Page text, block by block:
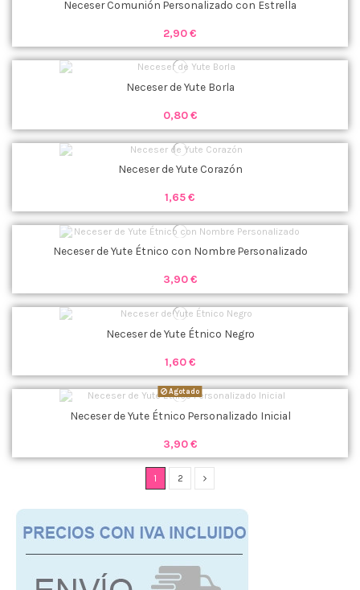
Neceser Comunión Personalizado con Estrella
2,90 €
Neceser de Yute Borla
0,80 €
Neceser de Yute Corazón
1,65 €
Neceser de Yute Étnico con Nombre Personalizado
3,90 €
Neceser de Yute Étnico Negro
1,60 €
Agotado
Neceser de Yute Étnico Personalizado Inicial
3,90 €
1 2